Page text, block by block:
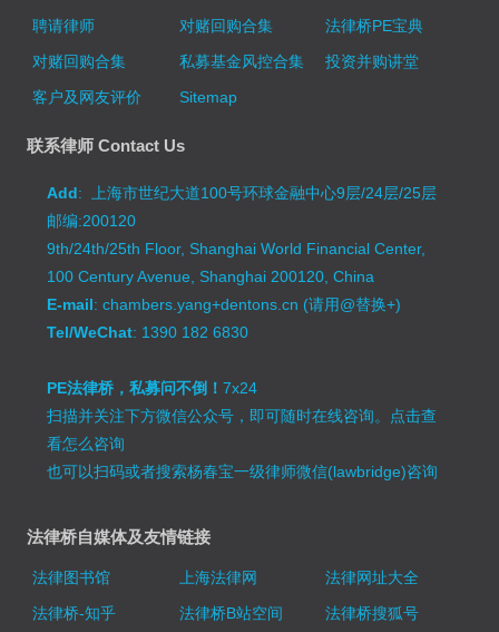
聘请律师
对赌回购合集
法律桥PE宝典
对赌回购合集
私募基金风控合集
投资并购讲堂
客户及网友评价
Sitemap
联系律师 Contact Us
Add: 上海市世纪大道100号环球金融中心9层/24层/25层
邮编:200120
9th/24th/25th Floor, Shanghai World Financial Center,
100 Century Avenue, Shanghai 200120, China
E-mail: chambers.yang+dentons.cn (请用@替换+)
Tel/WeChat: 1390 182 6830
PE法律桥，私募问不倒！7x24
扫描并关注下方微信公众号，即可随时在线咨询。 点击查
看怎么咨询
也可以扫码或者搜索杨春宝一级律师微信(lawbridge)咨询
法律桥自媒体及友情链接
法律图书馆 上海法律网
法律网址大全
法律桥-知乎
法律桥B站空间
法律桥搜狐号